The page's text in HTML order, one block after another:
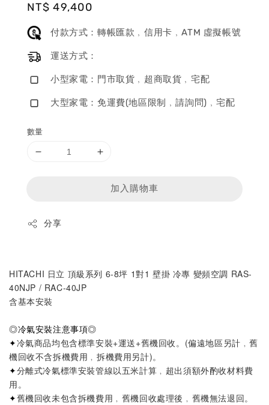
Regular
price
NT$ 49,400
付款方式：轉帳匯款﹐信用卡﹐ATM 虛擬帳號
運送方式：
小型家電：門市取貨﹐超商取貨﹐宅配
大型家電：免運費(地區限制﹐請詢問)﹐宅配
數量
加入購物車
分享
HITACHI 日立 頂級系列 6-8坪 1對1 壁掛 冷專 變頻空調 RAS-
40NJP / RAC-40JP
含基本安裝
◎冷氣安裝注意事項◎
✦冷氣商品均包含標準安裝+運送+舊機回收。 (偏遠地區另計﹐舊
機回收不含拆機費用﹐拆機費用另計)。
✦分離式冷氣標準安裝管線以五米計算 ﹐超出須額外酌收材料費
用。
✦舊機回收未包含拆機費用﹐舊機回收處理後﹐舊機無法退回。